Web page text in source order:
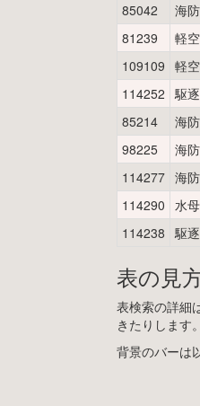
85042
海
81239
軽
109109 軽
114252 駆
85214
海
98225
海
114277 海
114290 水母
114238 駆
表の見
表検索の詳細
きたりします。
背景のバーは